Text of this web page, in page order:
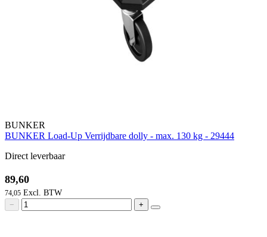
BUNKER
BUNKER Load-Up Verrijdbare dolly - max. 130 kg - 29444
Direct leverbaar
89,60
74,05
− +